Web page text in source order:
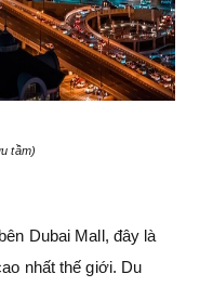
tầm)
Dubai Mall, đây là
nhất thế giới. Du